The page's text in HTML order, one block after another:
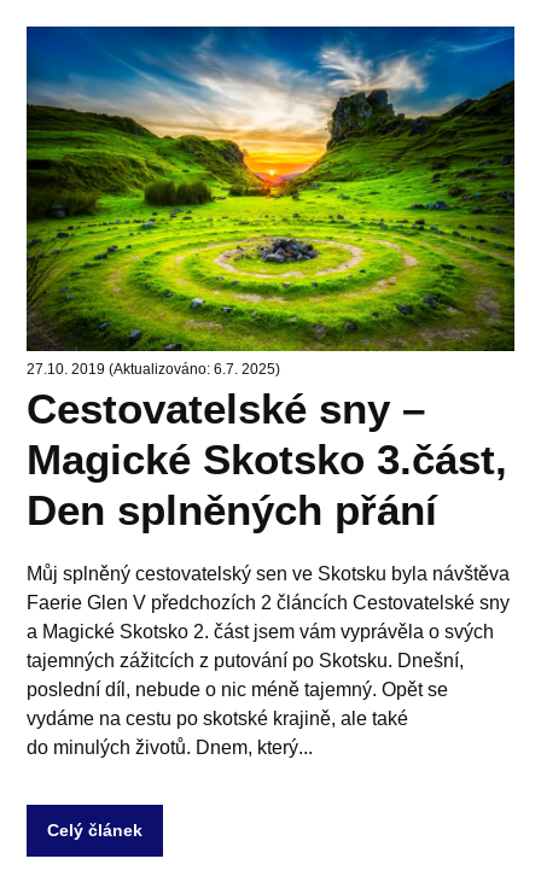
27.10. 2019 (Aktualizováno: 6.7. 2025)
Cestovatelské sny –
Magické Skotsko 3.část,
Den splněných přání
Můj splněný cestovatelský sen ve Skotsku byla návštěva
Faerie Glen V předchozích 2 článcích Cestovatelské sny
a Magické Skotsko 2. část jsem vám vyprávěla o svých
tajemných zážitcích z putování po Skotsku. Dnešní,
poslední díl, nebude o nic méně tajemný. Opět se
vydáme na cestu po skotské krajině, ale také
do minulých životů. Dnem, který...
Celý článek